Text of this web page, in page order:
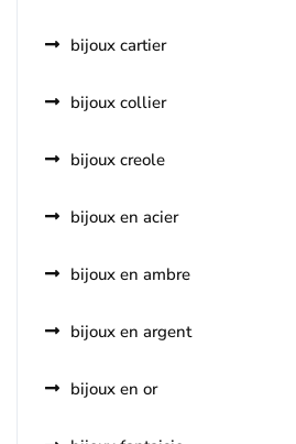
bijoux cartier
bijoux collier
bijoux creole
bijoux en acier
bijoux en ambre
bijoux en argent
bijoux en or